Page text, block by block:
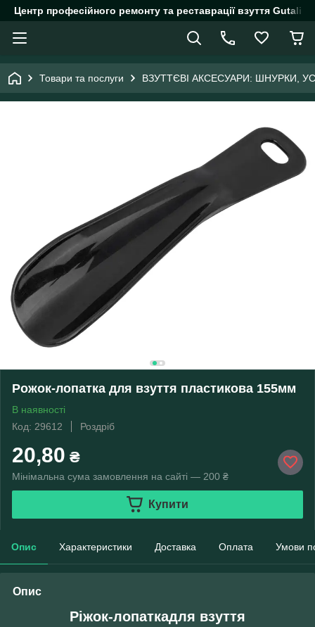
Центр професійного ремонту та реставрації взуття
Товари та послуги ВЗУТТЄВІ АКСЕСУАРИ: ШНУРКИ,
Рожок-лопатка для взуття пластикова 155мм
В наявності
Код: 29612
Роздріб
20,80 ₴
Мінімальна сума замовлення на сайті — 200 ₴
Купити
Опис Характеристики Доставка Оплата Умови
Опис
Ріжок-лопаткадля взуття